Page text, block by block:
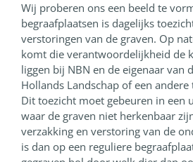
Wij proberen ons een beeld te
begraafplaatsen is dagelijks
verstoringen van de graven. Op
komt die verantwoordelijkheid de
liggen bij NBN en de eigenaar van
Hollands Landschap of een
Dit toezicht moet gebeuren in een
waar de graven niet herkenbaar
verzakking en verstoring van de
is dan op een reguliere